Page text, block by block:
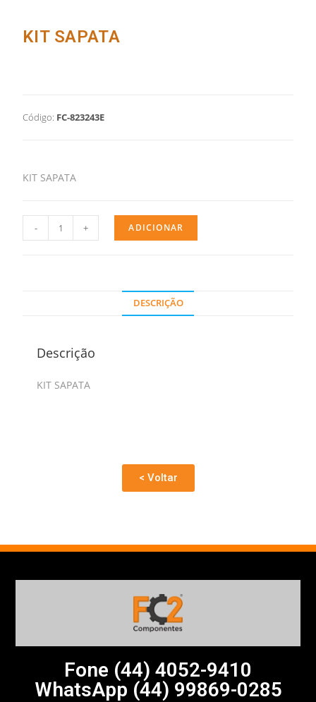
KIT SAPATA
Código: FC-823243E
KIT SAPATA
- + ADICIONAR
DESCRIÇÃO
Descrição
KIT SAPATA
< Voltar
Fone (44) 4052-9410
WhatsApp (44) 99869-0285